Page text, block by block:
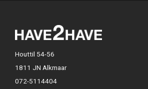
Houttil 54-56
1811 JN Alkmaar
072-5114404